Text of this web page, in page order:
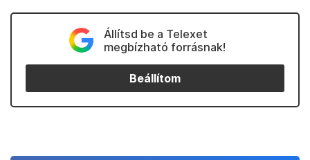
Állítsd be a Telexet
megbízható forrásnak!
Beállítom